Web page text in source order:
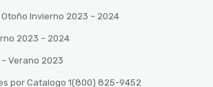
Invierno 2023 – 2024
2023 – 2024
Verano 2023
por Catalogo 1(800) 825-9452